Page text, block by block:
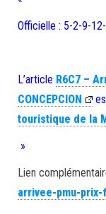
Officielle : 5-2-9-
L’article R6C7 –
CONCEPCION
touristique de la
»
Lien
arrivee-pmu-